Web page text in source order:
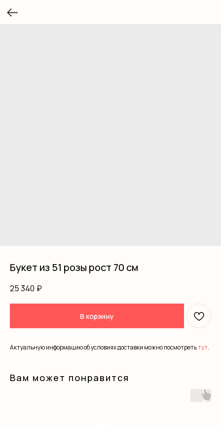
Букет из 51 розы рост 70 см
25 340 ₽
В корзину
Актуальную информацию об условиях доставки можно посмотретьтут.
Вам может понравится